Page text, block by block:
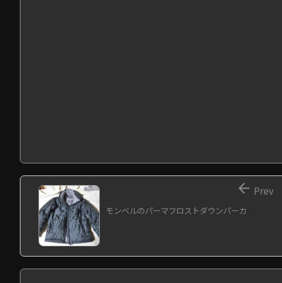
モンベルのパーマフロストダウンパーカ
 Prev